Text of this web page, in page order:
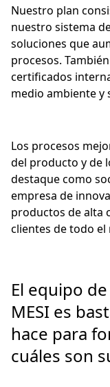
Nuestro plan
nuestro sistema
soluciones que
procesos.
certificados
medio ambiente y
Los procesos
del producto y de
destaque como
empresa de
productos de alta
clientes de todo el
El equipo
MESI es
hace para
cuáles son